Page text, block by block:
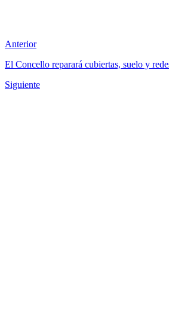
Anterior
El Concello reparará cubiertas, suelo y
Siguiente